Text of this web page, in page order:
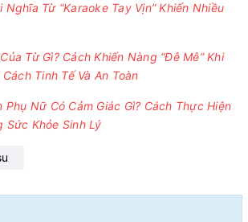
Nghĩa Từ “Karaoke Tay Vịn” Khiến Nhiều
Từ Gì? Cách Khiến Nàng “Đê Mê” Khi
Tinh Tế Và An Toàn
Phụ Nữ Có Cảm Giác Gì? Cách Thực Hiện
Sức Khỏe Sinh Lý